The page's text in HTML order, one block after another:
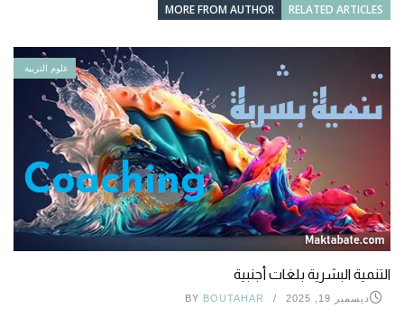
RELATED ARTICLES
MORE FROM AUTHOR
علوم التربية
التنمية البشرية بلغات أجنبية
ديسمبر 19, 2025 BY BOUTAHAR